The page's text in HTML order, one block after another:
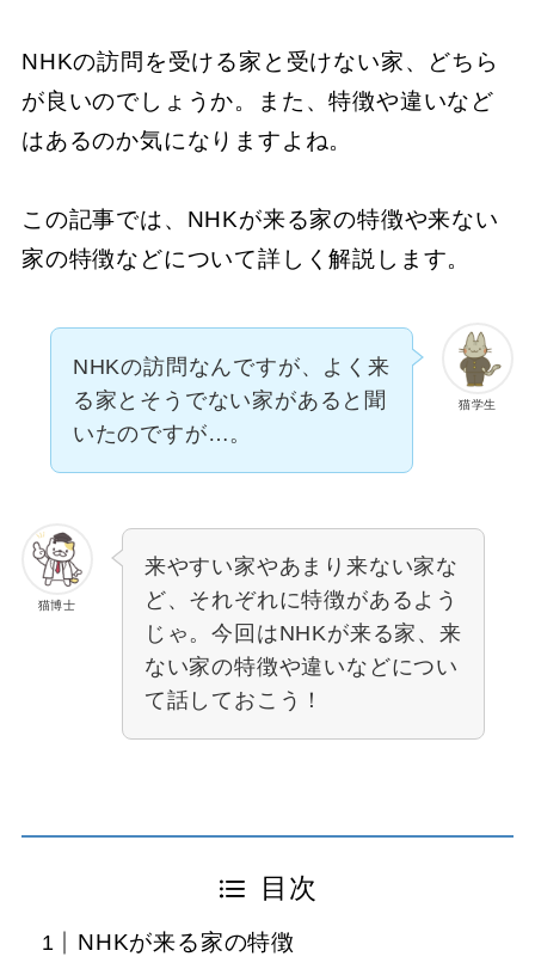
NHKの訪問を受ける家と受けない家、どちら
が良いのでしょうか。また、特徴や違いなど
はあるのか気になりますよね。
この記事では、NHKが来る家の特徴や来ない
家の特徴などについて詳しく解説します。
猫学生
NHKの訪問なんですが、よく来
る家とそうでない家があると聞
いたのですが…。
猫博士
来やすい家やあまり来ない家な
ど、それぞれに特徴があるよう
じゃ。今回はNHKが来る家、来
ない家の特徴や違いなどについ
て話しておこう！
目次
NHKが来る家の特徴